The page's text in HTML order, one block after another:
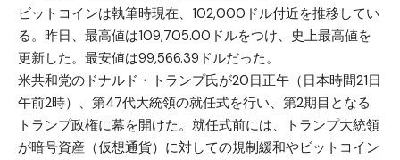
ビットコインは執筆時現在、102,000ドル付近を推移してい
る。昨日、最高値は109,705.00ドルをつけ、史上最高値を
更新した。最安値は99,566.39ドルだった。
米共和党のドナルド・トランプ氏が20日正午（日本時間21日
午前2時）、第47代大統領の就任式を行い、第2期目となる
トランプ政権に幕を開けた。就任式前には、トランプ大統領
が暗号資産（仮想通貨）に対しての規制緩和やビットコイン